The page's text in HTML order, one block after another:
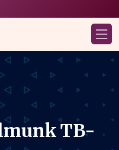
TB-